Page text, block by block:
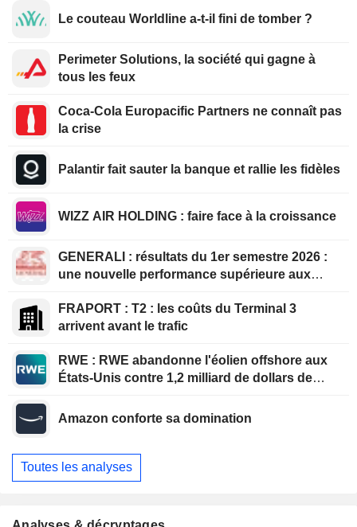
Le couteau Worldline a-t-il fini de tomber ?
Perimeter Solutions, la société qui gagne à
tous les feux
Coca-Cola Europacific Partners ne connaît pas
la crise
Palantir fait sauter la banque et rallie les fidèles
WIZZ AIR HOLDING : faire face à la croissance
GENERALI : résultats du 1er semestre 2026 :
une nouvelle performance supérieure aux
FRAPORT : T2 : les coûts du Terminal 3
arrivent avant le trafic
RWE : RWE abandonne l'éolien offshore aux
États-Unis contre 1,2 milliard de dollars de
Amazon conforte sa domination
Toutes les analyses